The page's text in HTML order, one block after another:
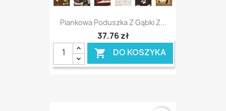
Piankowa Poduszka Z Gąbki Z...
37,76 zł
 DO KOSZYKA